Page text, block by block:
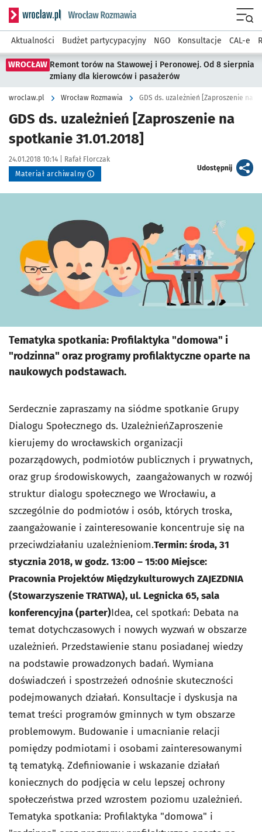
Serwis informacyjny wroclaw.pl podserwis: Rozmawia
Aktualności Budżet partycypacyjny NGO Konsultacje CAL-e
WROCŁAW Remont torów na Stawowej i Peronowej. Od 8 sierpnia
zmiany dla kierowców i pasażerów
wroclaw.pl Wrocław Rozmawia GDS ds. uzależnień [Zaproszenie na
GDS ds. uzależnień [Zaproszenie na
spotkanie 31.01.2018]
Data publikacji:
24.01.2018 10:14 | Autor:
Rafał Florczak
Materiał archiwalny
Udostępnijartykuł
Tematyka spotkania: Profilaktyka "domowa" i
"rodzinna" oraz programy profilaktyczne oparte na
naukowych podstawach.
Serdecznie zapraszamy na siódme spotkanie Grupy
Dialogu Społecznego ds. UzależnieńZaproszenie
kierujemy do wrocławskich organizacji
pozarządowych, podmiotów publicznych i prywatnych,
oraz grup środowiskowych, zaangażowanych w rozwój
struktur dialogu społecznego we Wrocławiu, a
szczególnie do podmiotów i osób, których troska,
zaangażowanie i zainteresowanie koncentruje się na
przeciwdziałaniu uzależnieniom.Termin: środa, 31
stycznia 2018, w godz. 13:00 – 15:00Miejsce:
Pracownia Projektów Międzykulturowych ZAJEZDNIA
(Stowarzyszenie TRATWA), ul. Legnicka 65, sala
konferencyjna (parter)Idea, cel spotkań: Debata na
temat dotychczasowych i nowych wyzwań w obszarze
uzależnień. Przedstawienie stanu posiadanej wiedzy
na podstawie prowadzonych badań. Wymiana
doświadczeń i spostrzeżeń odnośnie skuteczności
podejmowanych działań. Konsultacje i dyskusja na
temat treści programów gminnych w tym obszarze
problemowym. Budowanie i umacnianie relacji
pomiędzy podmiotami i osobami zainteresowanymi
tą tematyką. Zdefiniowanie i wskazanie działań
koniecznych do podjęcia w celu lepszej ochrony
społeczeństwa przed wzrostem poziomu uzależnień.
Tematyka spotkania: Profilaktyka "domowa" i